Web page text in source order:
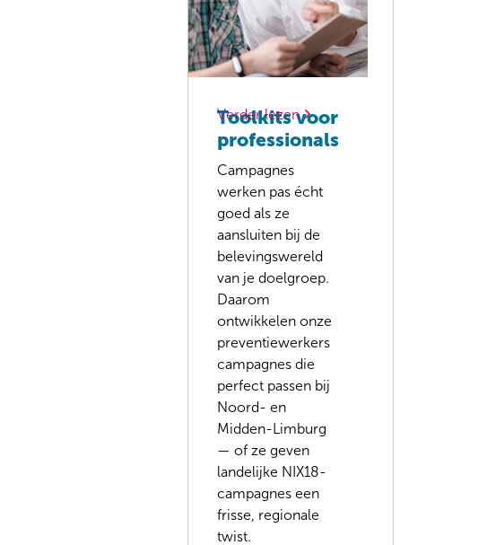
Toolkits voor
professionals
Campagnes
werken pas écht
goed als ze
aansluiten bij de
belevingswereld
van je doelgroep.
Daarom
ontwikkelen onze
preventiewerkers
campagnes die
perfect passen bij
Noord- en
Midden-Limburg
— of ze geven
landelijke NIX18-
campagnes een
frisse, regionale
twist.
Verder lezen